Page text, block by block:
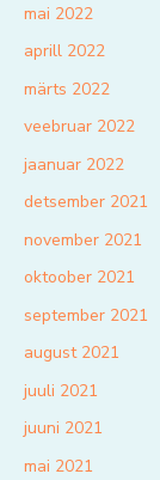
mai 2022
aprill 2022
märts 2022
veebruar 2022
jaanuar 2022
detsember 2021
november 2021
oktoober 2021
september 2021
august 2021
juuli 2021
juuni 2021
mai 2021